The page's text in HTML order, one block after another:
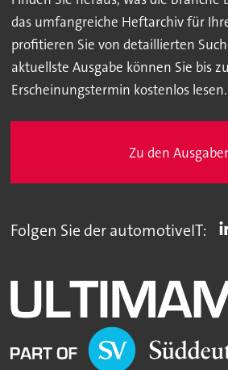
das umfangreiche Heftarchiv für
profitieren Sie von detaillierten
aktuellste Ausgabe können Sie bis
Erscheinungstermin kostenlos lesen.
Zu den
Folgen Sie der automotiveIT: